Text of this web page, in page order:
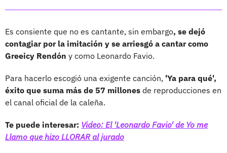
Es consiente que no es cantante, sin embargo, se dejó
contagiar por la imitación y se arriesgó a cantar como
Greeicy Rendón y como Leonardo Favio.
Para hacerlo escogió una exigente canción, 'Ya para qué',
éxito que suma más de 57 millones de reproducciones en
el canal oficial de la caleña.
Te puede interesar: Video: El 'Leonardo Favio' de Yo me
Llamo que hizo LLORAR al jurado